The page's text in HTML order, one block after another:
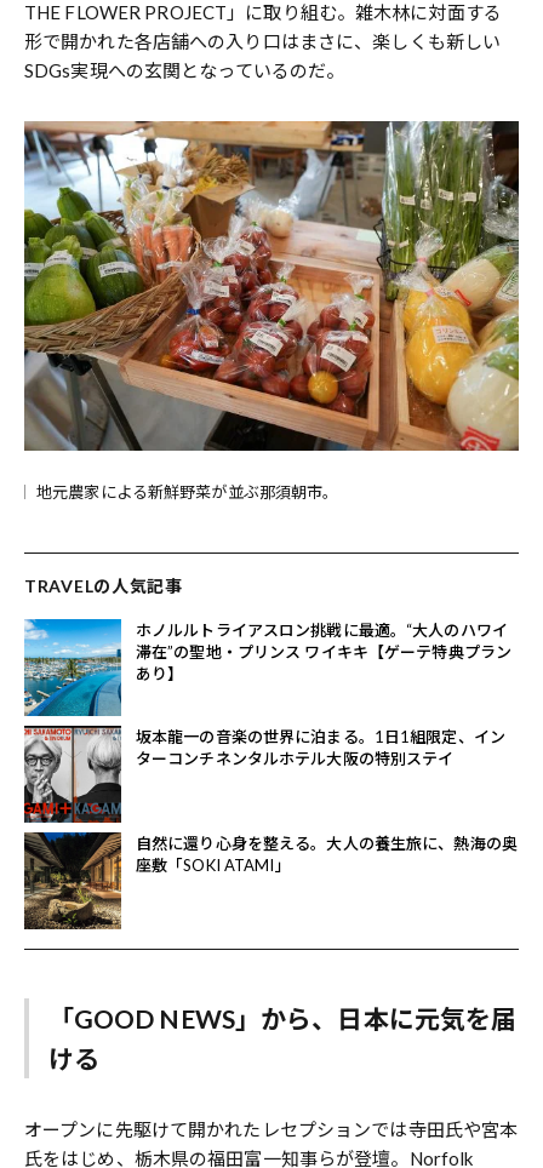
THE FLOWER PROJECT」に取り組む。雑木林に対面する
形で開かれた各店舗への入り口はまさに、楽しくも新しい
SDGs実現への玄関となっているのだ。
地元農家による新鮮野菜が並ぶ那須朝市。
TRAVELの人気記事
ホノルルトライアスロン挑戦に最適。“大人のハワイ
滞在”の聖地・プリンス ワイキキ【ゲーテ特典プラン
あり】
坂本龍一の音楽の世界に泊まる。1日1組限定、イン
ターコンチネンタルホテル大阪の特別ステイ
自然に還り心身を整える。大人の養生旅に、熱海の奥
座敷「SOKI ATAMI」
「GOOD NEWS」から、日本に元気を届
ける
オープンに先駆けて開かれたレセプションでは寺田氏や宮本
氏をはじめ、栃木県の福田富一知事らが登壇。Norfolk